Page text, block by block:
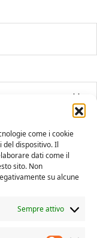
come i cookie
dispositivo. Il
dati come il
sito. Non
su alcune
Sempre attivo